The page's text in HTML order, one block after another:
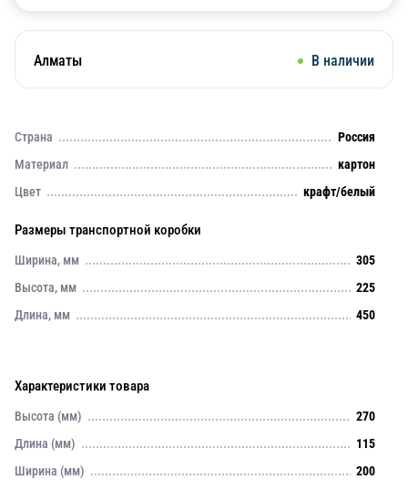
Алматы В наличии
Страна
Россия
Материал
картон
Цвет
крафт/белый
Размеры транспортной коробки
Ширина, мм
305
Высота, мм
225
Длина, мм
450
Характеристики товара
Высота (мм)
270
Длина (мм)
115
Ширина (мм)
200